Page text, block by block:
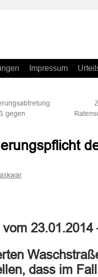
Impressum
gegen
dass im